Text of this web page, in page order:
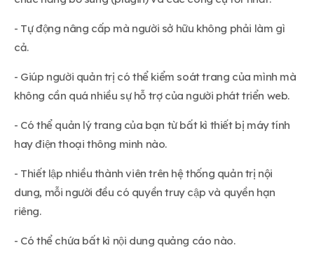
- Tự động nâng cấp mà người sở hữu không phải làm gì
cả.
- Giúp người quản trị có thể kiểm soát trang của mình mà
không cần quá nhiều sự hỗ trợ của người phát triển web.
- Có thể quản lý trang của bạn từ bất kì thiết bị máy tính
hay điện thoại thông minh nào.
- Thiết lập nhiều thành viên trên hệ thống quản trị nội
dung, mỗi người đều có quyền truy cập và quyền hạn
riêng.
- Có thể chứa bất kì nội dung quảng cáo nào.